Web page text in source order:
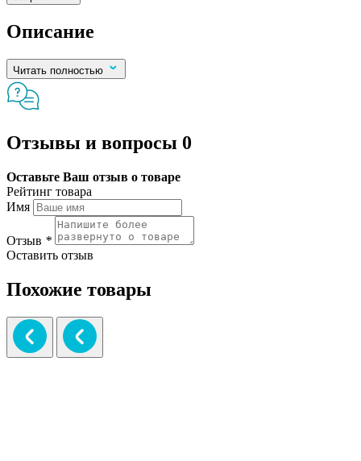
Описание
Читать полностью
Отзывы и вопросы 0
Оставьте Ваш отзыв о товаре
Рейтинг товара
Имя
Отзыв *
Оставить отзыв
Похожие товары